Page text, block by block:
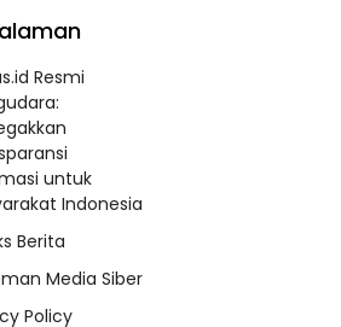
Resmi
untuk
Indonesia
Berita
Media Siber
Policy